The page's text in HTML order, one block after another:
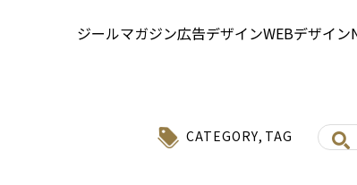
ジールマガジン広告デザインWEBデザイン
CATEGORY, TAG